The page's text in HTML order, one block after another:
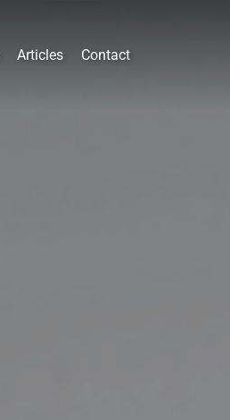
Articles Contact